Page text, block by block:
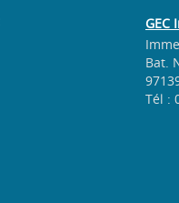
GEC
Bat.
Tél :